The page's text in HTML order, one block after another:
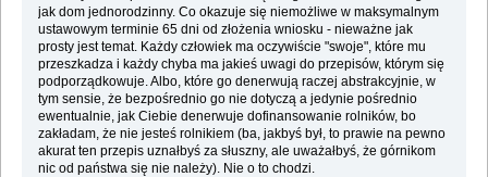
jak dom jednorodzinny. Co okazuje się niemożliwe w maksymalnym
ustawowym terminie 65 dni od złożenia wniosku - nieważne jak
prosty jest temat. Każdy człowiek ma oczywiście "swoje", które mu
przeszkadza i każdy chyba ma jakieś uwagi do przepisów, którym się
podporządkowuje. Albo, które go denerwują raczej abstrakcyjnie, w
tym sensie, że bezpośrednio go nie dotyczą a jedynie pośrednio
ewentualnie, jak Ciebie denerwuje dofinansowanie rolników, bo
zakładam, że nie jesteś rolnikiem (ba, jakbyś był, to prawie na pewno
akurat ten przepis uznałbyś za słuszny, ale uważałbyś, że górnikom
nic od państwa się nie należy). Nie o to chodzi.